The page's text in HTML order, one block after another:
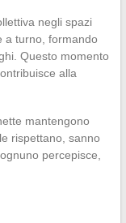
negli spazi
a turno, formando
Questo momento
alla
mantengono
rispettano, sanno
percepisce,